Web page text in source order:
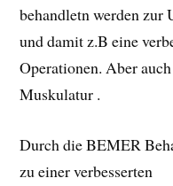
behandletn werden zur
und damit z.B eine
Operationen. Aber
Muskulatur .
Durch die BEMER
zu einer verbesserten